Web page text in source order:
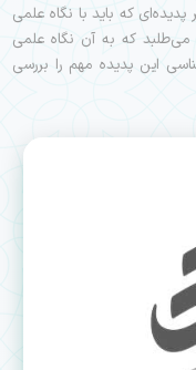
که باید با نگاه علمی
می‌طلبد که به آن نگاه علمی
این پدیده مهم را بررسی